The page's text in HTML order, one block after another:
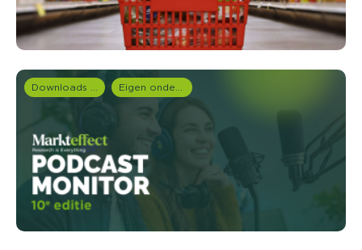
Downloads en rapportages Eigen onderzoeken